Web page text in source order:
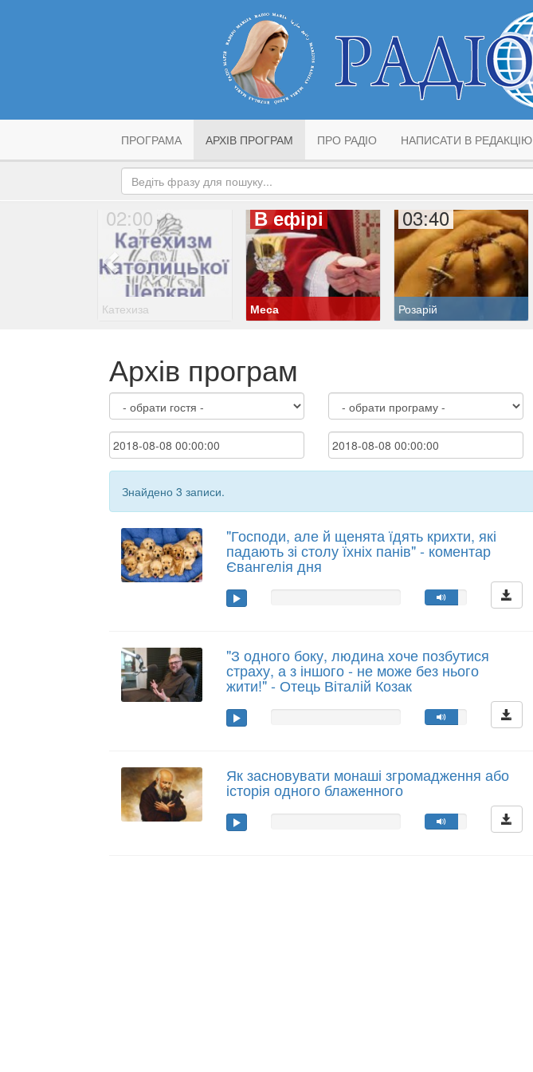
ПРОГРАМА АРХІВ ПРОГРАМ ПРО РАДІО НАПИСАТИ В РЕДАКЦІЮ
02:00
Катехиза
В ефірі
Меса
03:40
Розарій
Архів програм
Знайдено 3 записи.
"Господи, але й щенята їдять крихти, які
падають зі столу їхніх панів" - коментар
Євангелія дня
"З одного боку, людина хоче позбутися
страху, а з іншого - не може без нього
жити!" - Отець Віталій Козак
Як засновувати монаші згромадження або
історія одного блаженного